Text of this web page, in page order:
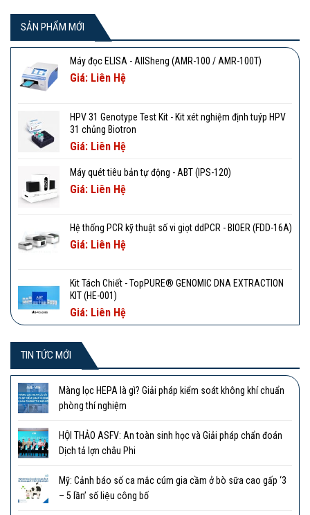
SẢN PHẨM MỚI
Máy đọc ELISA - AllSheng (AMR-100 / AMR-100T)
Giá: Liên Hệ
HPV 31 Genotype Test Kit - Kit xét nghiệm định tuýp HPV
31 chủng Biotron
Giá: Liên Hệ
Máy quét tiêu bản tự động - ABT (IPS-120)
Giá: Liên Hệ
Hệ thống PCR kỹ thuật số vi giọt ddPCR - BIOER (FDD-16A)
Giá: Liên Hệ
Kit Tách Chiết - TopPURE® GENOMIC DNA EXTRACTION
KIT (HE-001)
Giá: Liên Hệ
TIN TỨC MỚI
Màng lọc HEPA là gì? Giải pháp kiểm soát không khí chuẩn
phòng thí nghiệm
HỘI THẢO ASFV: An toàn sinh học và Giải pháp chẩn đoán
Dịch tả lợn châu Phi
Mỹ: Cảnh báo số ca mắc cúm gia cầm ở bò sữa cao gấp ‘3
– 5 lần’ số liệu công bố